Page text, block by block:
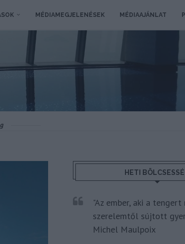
MÉDIAMEGJELENÉSEK MÉDIAAJÁNLAT
HETI
"Az ember, aki a tengert
szerelemtől sújtott
Michel Maulpoix